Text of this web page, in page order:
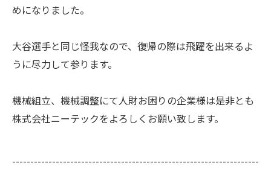
めになりました。
大谷選手と同じ怪我なので、復帰の際は飛躍を出来るよ
うに尽力して参ります。
機械組立、機械調整にて人財お困りの企業様は是非とも
株式会社ニーテックをよろしくお願い致します。
--------------------------------------------------------------------